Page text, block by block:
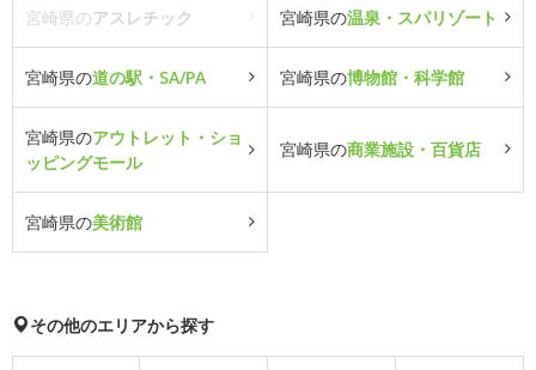
宮崎県のアスレチック 宮崎県の温泉・スパリゾート
宮崎県の道の駅・SA/PA 宮崎県の博物館・科学館
宮崎県のアウトレット・ショ
ッピングモール
宮崎県の商業施設・百貨店
宮崎県の美術館
その他のエリアから探す